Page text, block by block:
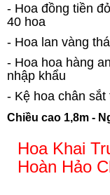
- Hoa đồng tiền
40 hoa
- Hoa lan vàng
- Hoa hoa hàng
nhập khẩu
- Kệ hoa chân
Chiều cao 1,8m -
Hoa Khai
Hoàn Hảo